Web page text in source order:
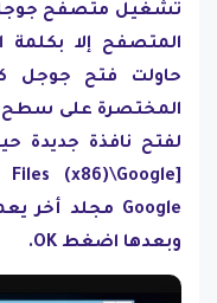
تشغيل متصفح جوجل
المتصفح إلا بكلمة
حاولت فتح جوجل
لفتح نافذة جديدة
وبعدها اضغط OK.